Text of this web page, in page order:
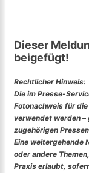
Dieser
beigefügt!
Rechtlicher Hinweis:
Die im Presse-
Fotonachweis für
verwendet werden –
zugehörigen
Eine weitergehende
oder andere
Praxis erlaubt,